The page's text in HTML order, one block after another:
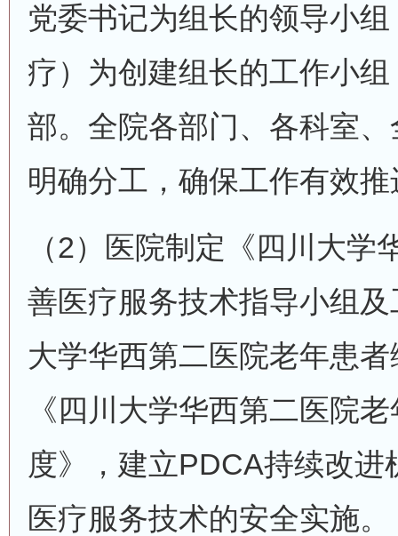
党委书记为组长的领导小
疗）为创建组长的工作小
部。全院各部门、各科室
明确分工，确保工作有效推
（2）医院制定《四川大学
善医疗服务技术指导小组
大学华西第二医院老年患
《四川大学华西第二医院
度》，建立PDCA持续改
医疗服务技术的安全实施。